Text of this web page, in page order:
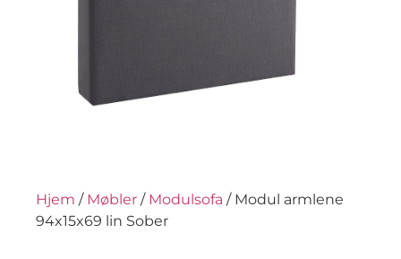
Hjem / Møbler / Modulsofa / Modul armlene
94x15x69 lin Sober